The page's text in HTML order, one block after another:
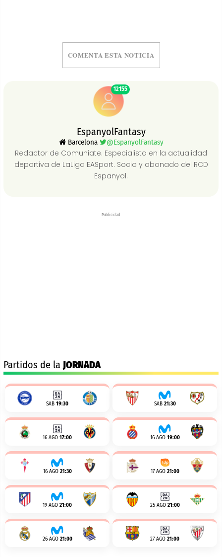
COMENTA ESTA NOTICIA
12155
EspanyolFantasy
Barcelona @EspanyolFantasy
Redactor de Comuniate. Especialista en la actualidad
deportiva de LaLiga EASport. Socio y abonado del RCD
Espanyol.
Publicidad
Partidos de la JORNADA
SAB 19:30 SAB 21:30
16 AGO 17:00 16 AGO 19:00
16 AGO 21:30 17 AGO 21:00
19 AGO 21:00 25 AGO 21:00
26 AGO 21:00 27 AGO 21:00